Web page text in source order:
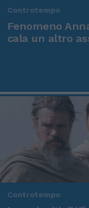
Controtempo
Fenomeno
cala un altro
Controtempo